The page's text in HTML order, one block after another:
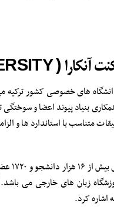
آنکارا (
های خصوصی کشور ترکیه
متناسب با استاندارد ها و
آموزشگاه زبان های خارجی می
اشاره کرد.